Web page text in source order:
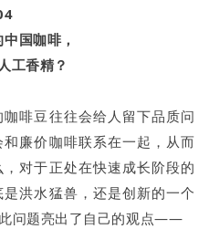
国咖啡，
工香精？
啡豆往往会给人留下品质问
廉价咖啡联系在一起，从而
对于正处在快速成长阶段的
洪水猛兽，还是创新的一个
问题亮出了自己的观点——